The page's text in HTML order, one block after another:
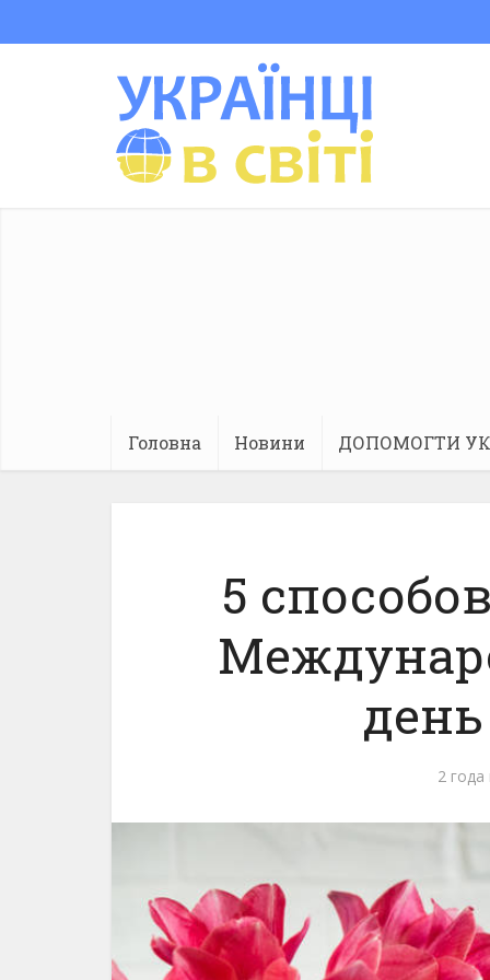
Головна Новини ДОПОМОГТИ
5
2 года